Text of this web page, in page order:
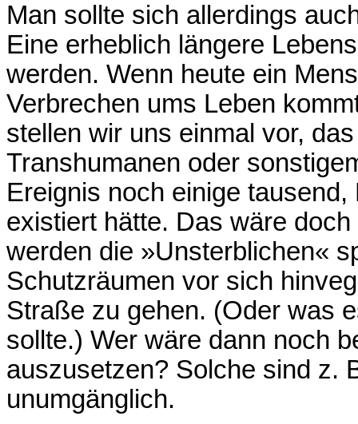
Man sollte sich allerdings
Eine erheblich längere
werden. Wenn heute ein
Verbrechen ums Leben
stellen wir uns einmal vor,
Transhumanen oder
Ereignis noch einige
existiert hätte. Das wäre
werden die »Unsterblichen«
Schutzräumen vor sich
Straße zu gehen. (Oder was
sollte.) Wer wäre dann noch
auszusetzen? Solche sind z.
unumgänglich.